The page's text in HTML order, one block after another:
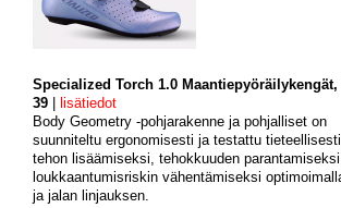
Specialized Torch 1.0
39
lisätiedot
Body Geometry -pohjarakenne ja pohjalliset on
suunniteltu ergonomisesti ja testattu tieteellisesti
tehon lisäämiseksi, tehokkuuden
loukkaantumisriskin vähentämiseksi
ja jalan linjauksen.